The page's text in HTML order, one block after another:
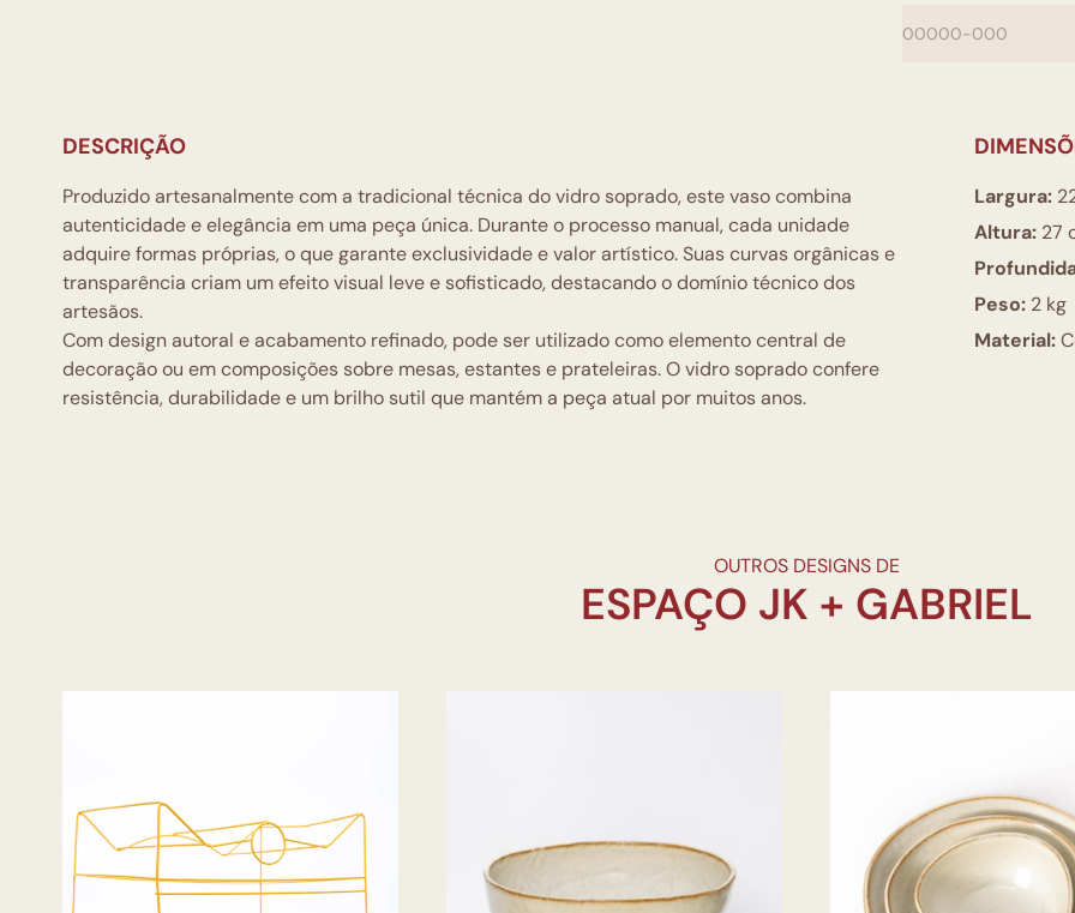
DESCRIÇÃO
Produzido artesanalmente com a tradicional técnica do vidro soprado, este vaso combina
autenticidade e elegância em uma peça única. Durante o processo manual, cada unidade
adquire formas próprias, o que garante exclusividade e valor artístico. Suas curvas orgânicas e
transparência criam um efeito visual leve e sofisticado, destacando o domínio técnico dos
artesãos.
Com design autoral e acabamento refinado, pode ser utilizado como elemento central de
decoração ou em composições sobre mesas, estantes e prateleiras. O vidro soprado confere
resistência, durabilidade e um brilho sutil que mantém a peça atual por muitos anos.
Largura:
Altura: 27
Peso: 2 kg
Material:
OUTROS DESIGNS DE